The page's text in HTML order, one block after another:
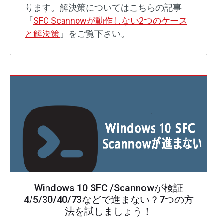
ります。解決策についてはこちらの記事
「SFC Scannowが動作しない2つのケース
と解決策 」をご覧下さい。
Windows 10 SFC /Scannowが検証
4/5/30/40/73などで進まない？7つの方
法を試しましょう！